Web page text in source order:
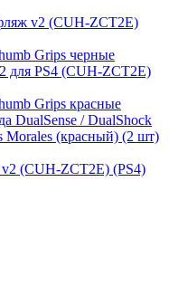
v2 (CUH-ZCT2E)
Grips черные
для PS4 (CUH-ZCT2E)
Grips красные
DualSense / DualShock
Morales (красный) (2 шт)
(CUH-ZCT2E) (PS4)